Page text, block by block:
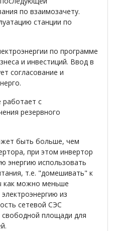
по взаимозачету.
станции по
по программе
и инвестиций. Ввод в
согласование и
работает с
резервного
быть больше, чем
при этом инвертор
энергию использовать
т.е. "домешивать" к
как можно меньше
из
сетевой СЭС
свободной площади для